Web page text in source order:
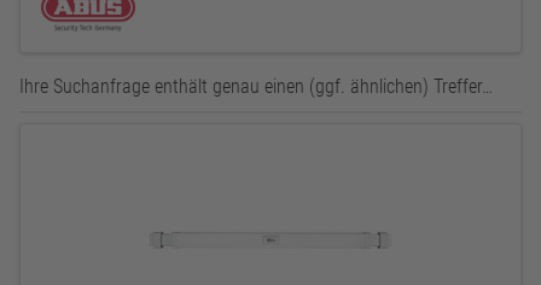
Ihre Suchanfrage enthält genau einen (ggf. ähnlichen) Treffer…